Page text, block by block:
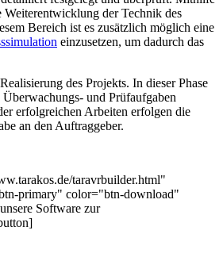
Weiterentwicklung der Technik des
Bereich ist es zusätzlich möglich eine
einzusetzen, um dadurch das
des Projekts. In dieser Phase
und Prüfaufgaben
erfolgreichen Arbeiten erfolgen die
an den Auftraggeber.
taravrbuilder.html"
primary" color="btn-download"
Software zur